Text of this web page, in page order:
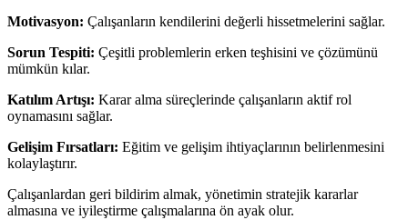
Motivasyon: Çalışanların kendilerini değerli hissetmelerini sağlar.
Sorun Tespiti: Çeşitli problemlerin erken teşhisini ve çözümünü
mümkün kılar.
Katılım Artışı: Karar alma süreçlerinde çalışanların aktif rol
oynamasını sağlar.
Gelişim Fırsatları: Eğitim ve gelişim ihtiyaçlarının belirlenmesini
kolaylaştırır.
Çalışanlardan geri bildirim almak, yönetimin stratejik kararlar
almasına ve iyileştirme çalışmalarına ön ayak olur.